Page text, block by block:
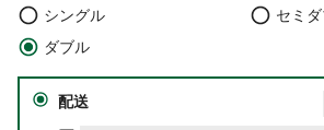
シングル
セミ
ダブル
配送